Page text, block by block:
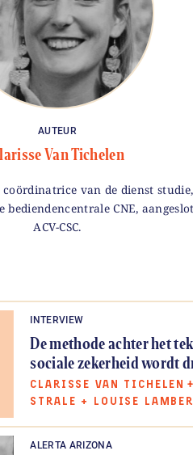
AUTEUR
Van Tichelen
coördinatrice van de dienst
CNE,
ACV-CSC.
INTERVIEW
De methode achter het
sociale zekerheid wordt
CLARISSE VAN TICHELEN
STRALE + LOUISE
ALERTA ARIZONA